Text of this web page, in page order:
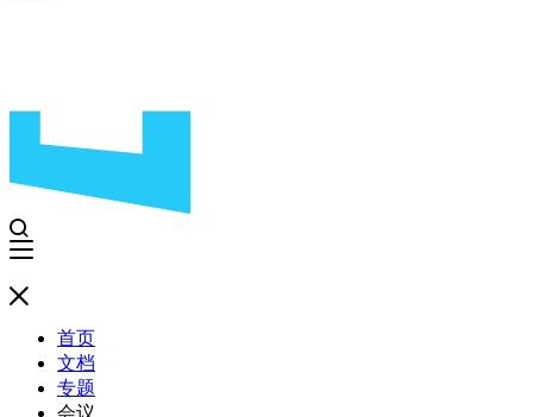
首页
文档
专题